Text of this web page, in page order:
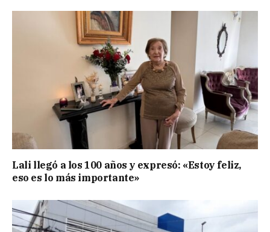
Lali llegó a los 100 años y expresó: «Estoy feliz,
eso es lo más importante»